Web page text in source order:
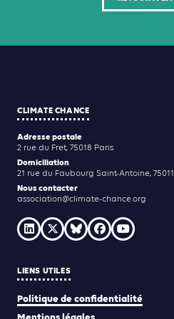
CLIMATE CHANCE
Adresse postale
2 rue du Fret, 75018 Paris
Domiciliation
21 rue du Faubourg Saint-Antoine,
Nous contacter
association@climate-chance.org
LIENS UTILES
Politique de confidentialité